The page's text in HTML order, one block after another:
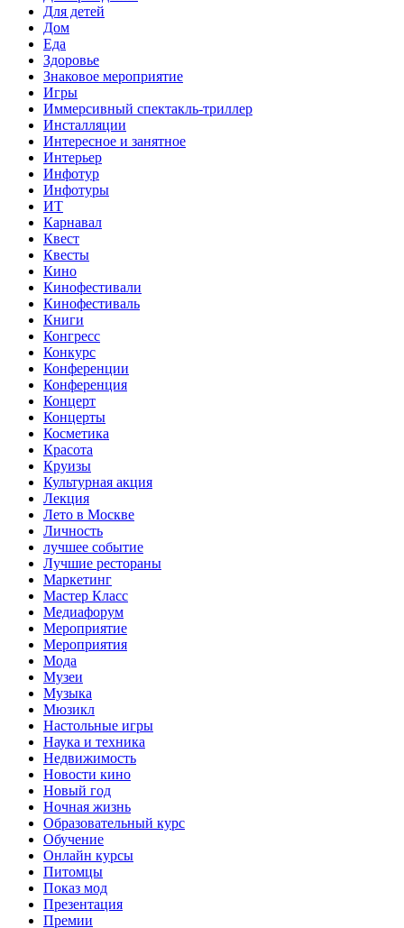
Для детей
Дом
Еда
Здоровье
Знаковое мероприятие
Игры
Иммерсивный спектакль-триллер
Инсталляции
Интересное и занятное
Интерьер
Инфотур
Инфотуры
ИТ
Карнавал
Квест
Квесты
Кино
Кинофестивали
Кинофестиваль
Книги
Конгресс
Конкурс
Конференции
Конференция
Концерт
Концерты
Косметика
Красота
Круизы
Культурная акция
Лекция
Лето в Москве
Личность
лучшее событие
Лучшие рестораны
Маркетинг
Мастер Класс
Медиафорум
Мероприятие
Мероприятия
Мода
Музеи
Музыка
Мюзикл
Настольные игры
Наука и техника
Недвижимость
Новости кино
Новый год
Ночная жизнь
Образовательный курс
Обучение
Онлайн курсы
Питомцы
Показ мод
Презентация
Премии